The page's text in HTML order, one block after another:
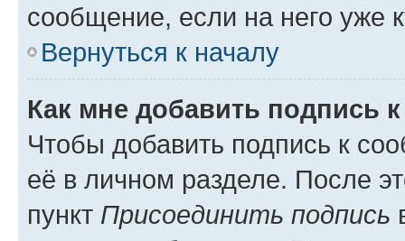
сообщение, если на него уже
Вернуться к началу
Как мне добавить подпись
Чтобы добавить подпись к
её в личном разделе. После
пункт Присоединить подпись